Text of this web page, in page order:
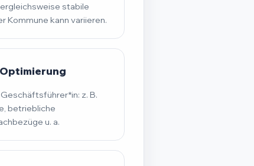
stabile
Kommune kann variieren.
z. B.
betriebliche
u. a.